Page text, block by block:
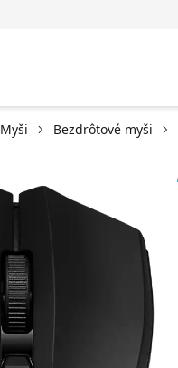
Myši Bezdrôtové myši